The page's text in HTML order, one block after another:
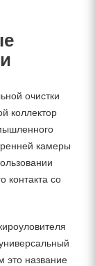
очистки
коллектор
камеры
контакта со
это название